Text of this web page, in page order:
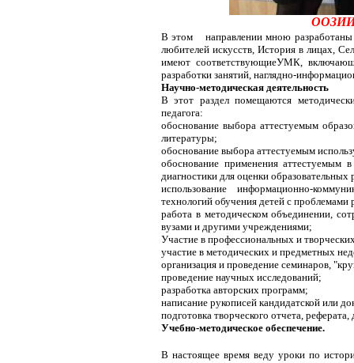
ООЗИИ
В этом
направлении мною
любителей искусств, История в лицах,
имеют соответствующиеУМК,
разработки занятий, наглядно-
Научно-методическая деятельность
В этот раздел помещаются
педагога:
обоснование выбора аттестуемым
литературы;
обоснование выбора аттестуемым
обоснование применения аттестуемым
диагностики для оценки образовательных
использование информационно-
технологий обучения детей с проблемами
работа в методическом объединении,
вузами и другими учреждениями;
Участие в профессиональных и
участие в методических и предметных
организация и проведение семинаров,
проведение научных исследований;
разработка авторских программ;
написание рукописей кандидатской или
подготовка творческого отчета, реферата,
Учебно-методическое обеспечение.
В настоящее время веду уроки по